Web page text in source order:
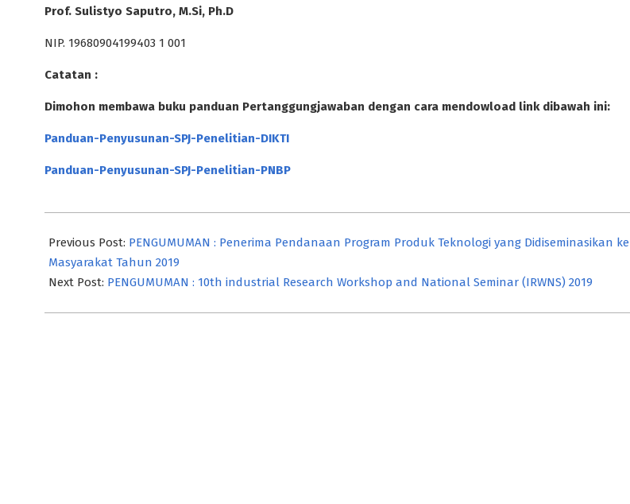
Prof. Sulistyo Saputro, M.Si, Ph.D
NIP. 19680904199403 1 001
Catatan :
Dimohon membawa buku panduan Pertanggungjawaban dengan cara mendowload link dibawah ini:
Panduan-Penyusunan-SPJ-Penelitian-DIKTI
Panduan-Penyusunan-SPJ-Penelitian-PNBP
04-
30
Previous Post: PENGUMUMAN : Penerima Pendanaan Program Produk Teknologi yang Didiseminasikan ke
Masyarakat Tahun 2019
Next Post: PENGUMUMAN : 10th industrial Research Workshop and National Seminar (IRWNS) 2019